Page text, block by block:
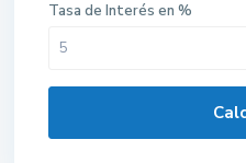
Tasa de Interés en %